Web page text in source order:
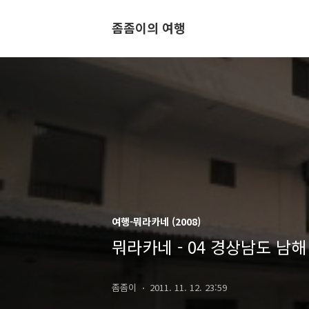
좀좀이의 여행
여행-뭐라카네 (2008)
뭐라카네 - 04 경상남도 남해
좀좀이 2011. 11. 12. 23:59